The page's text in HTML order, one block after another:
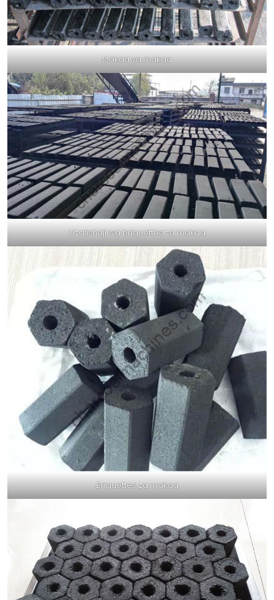
Makaa ya makaa
Uzalishaji wa briquettes za makaa
Briquettes za makaa